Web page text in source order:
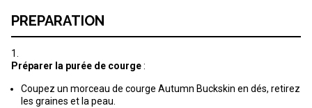
PREPARATION
Préparer la purée de courge:
Coupez un morceau de courge Autumn Buckskin en dés, retirez
les graines et la peau.